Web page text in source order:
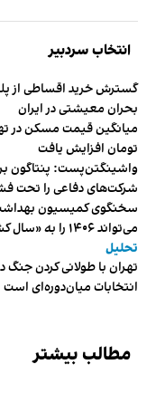
انتخاب سردبیر
گسترش خرید اقساطی از
بحران معیشتی در ایران
تومان افزایش یافت
واشینگتن‌پست: پنتاگون
شرکت‌های دفاعی را تحت
سخنگوی کمیسیون
می‌تواند ۱۴۰۶ را به «سال کشتار بیماران» تبدیل کند
تحلیل
تهران با طولانی کردن جنگ
انتخابات میان‌دوره‌ای است
مطالب بیشتر